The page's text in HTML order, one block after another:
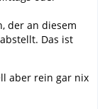
der an diesem
Das ist
aber rein gar nix